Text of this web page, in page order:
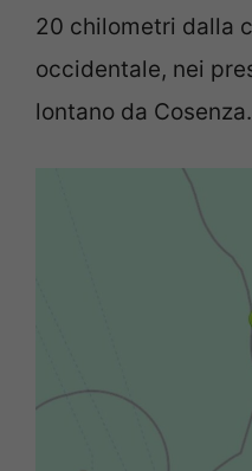
20 chilometri dalla
occidentale, nei
lontano da Cosenza.